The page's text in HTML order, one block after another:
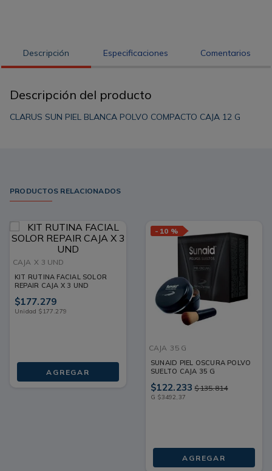
Descripción Especificaciones Comentarios
Descripción del producto
CLARUS SUN PIEL BLANCA POLVO COMPACTO CAJA 12 G
PRODUCTOS RELACIONADOS
CAJA X 3 UND
KIT RUTINA FACIAL SOLOR
REPAIR CAJA X 3 UND
$177.279
Unidad $177.279
AGREGAR
- 10 %
CAJA 35 G
SUNAID PIEL OSCURA POLVO
SUELTO CAJA 35 G
$122.233 $135.814
G $3492, 37
AGREGAR